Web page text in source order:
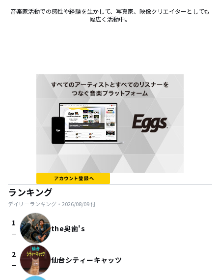
音楽家活動での感性や経験を生かして、写真家、映像クリエイターとしても
幅広く活動中。
ランキング
デイリーランキング・ 2026/08/09付
1
check_indeterminate_small the奥歯's
2
check_indeterminate_small 仙台シティーキャッツ